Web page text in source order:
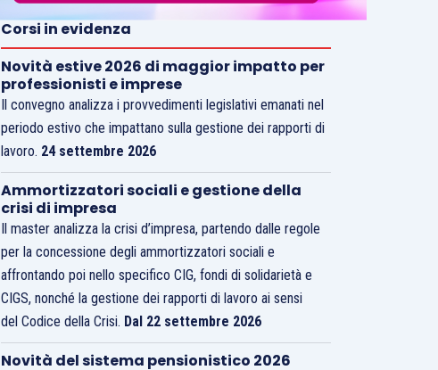
Corsi in evidenza
Novità estive 2026 di maggior impatto per
professionisti e imprese
Il convegno analizza i provvedimenti legislativi emanati nel
periodo estivo che impattano sulla gestione dei rapporti di
lavoro. 24 settembre 2026
Ammortizzatori sociali e gestione della
crisi di impresa
Il master analizza la crisi d’impresa, partendo dalle regole
per la concessione degli ammortizzatori sociali e
affrontando poi nello specifico CIG, fondi di solidarietà e
CIGS, nonché la gestione dei rapporti di lavoro ai sensi
del Codice della Crisi. Dal 22 settembre 2026
Novità del sistema pensionistico 2026